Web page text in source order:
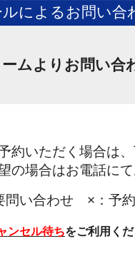
ルによるお問い合
ムよりお問い合
約いただく場合は
の場合はお電話に
い合わせ ×：予
ンセル待ちをご利用くだ